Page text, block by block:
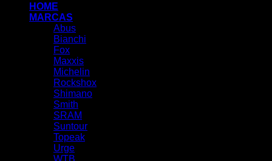
HOME
MARCAS
Abus
Bianchi
Fox
Maxxis
Michelin
Rockshox
Shimano
Smith
SRAM
Suntour
Topeak
Urge
WTB